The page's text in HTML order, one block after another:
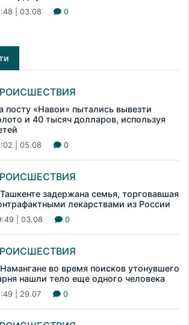
| 03.08 0
посту «Навои» пытались вывезти
и 40 тысяч долларов, используя
| 05.08 0
задержана семья, торговавшая
лекарствами из России
| 03.08 0
во время поисков утонувшего
нашли тело еще одного человека
| 29.07 0